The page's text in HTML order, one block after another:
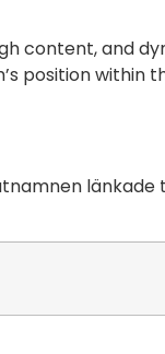
content, and
position within
länkade